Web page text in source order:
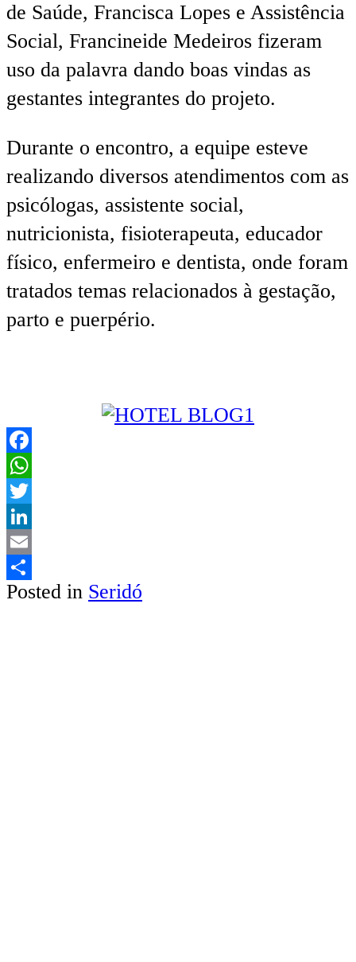
de Saúde, Francisca Lopes e Assistência
Social, Francineide Medeiros fizeram
uso da palavra dando boas vindas as
gestantes integrantes do projeto.
Durante o encontro, a equipe esteve
realizando diversos atendimentos com as
psicólogas, assistente social,
nutricionista, fisioterapeuta, educador
físico, enfermeiro e dentista, onde foram
tratados temas relacionados à gestação,
parto e puerpério.
Facebook
WhatsApp
Twitter
LinkedIn
Email
Share
Posted in Seridó